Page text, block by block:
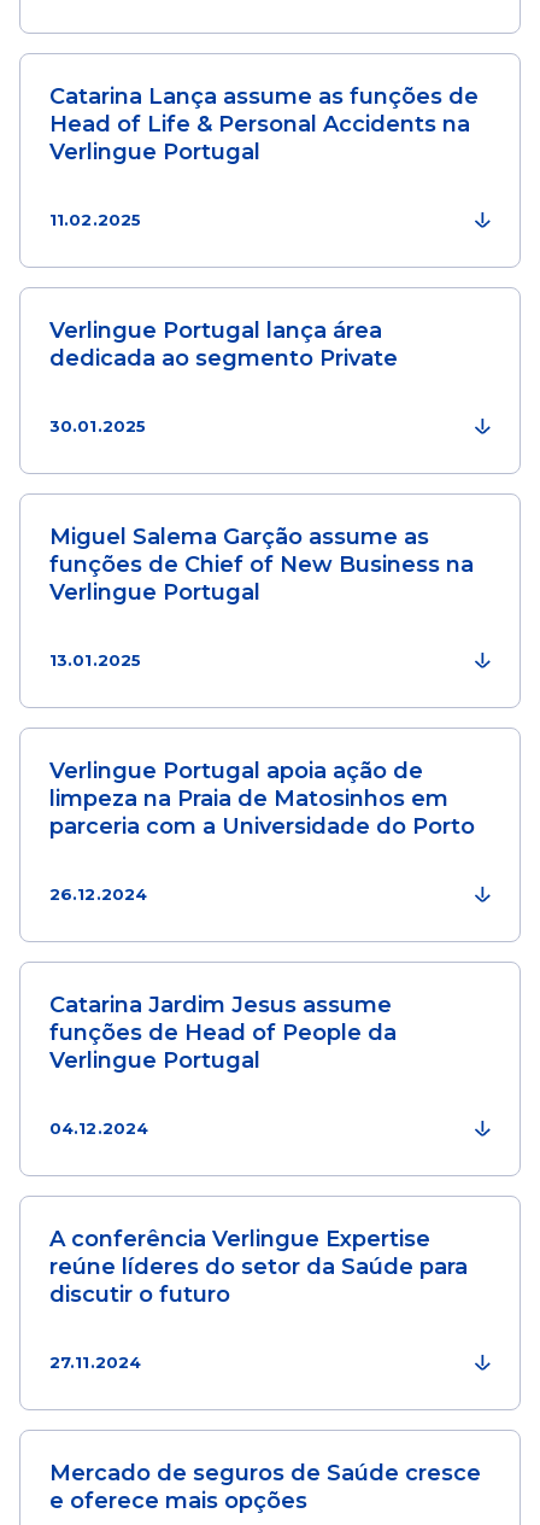
Catarina Lança assume as funções de
Head of Life & Personal Accidents na
Verlingue Portugal
11.02.2025
Verlingue Portugal lança área
dedicada ao segmento Private
30.01.2025
Miguel Salema Garção assume as
funções de Chief of New Business na
Verlingue Portugal
13.01.2025
Verlingue Portugal apoia ação de
limpeza na Praia de Matosinhos em
parceria com a Universidade do Porto
26.12.2024
Catarina Jardim Jesus assume
funções de Head of People da
Verlingue Portugal
04.12.2024
A conferência Verlingue Expertise
reúne líderes do setor da Saúde para
discutir o futuro
27.11.2024
Mercado de seguros de Saúde cresce
e oferece mais opções